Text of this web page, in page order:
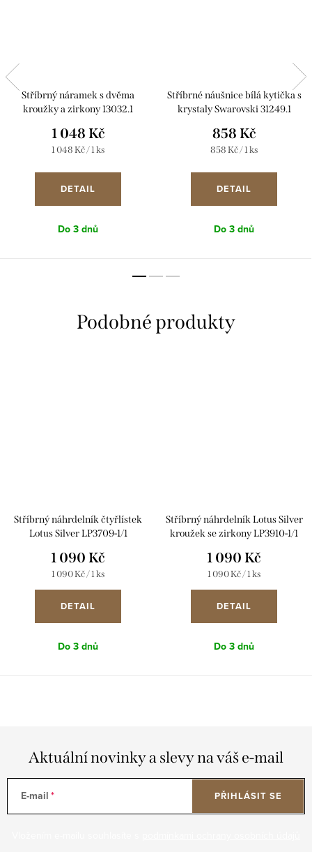
Stříbrný náramek s dvěma
kroužky a zirkony 13032.1
1 048 Kč
Měrná
1 048 Kč / 1 ks
DETAIL
Do 3 dnů
Stříbrné náušnice bílá kytička s
krystaly Swarovski 31249.1
858 Kč
Měrná
858 Kč / 1 ks
DETAIL
Do 3 dnů
Stříbrný náhrdelník čtyřlístek
Lotus Silver LP3709-1/1
1 090 Kč
Měrná
1 090 Kč / 1 ks
DETAIL
Do 3 dnů
Stříbrný náhrdelník Lotus Silver
kroužek se zirkony LP3910-1/1
1 090 Kč
Měrná
1 090 Kč / 1 ks
DETAIL
Do 3 dnů
Aktuální novinky a slevy na váš e-mail
E-mail PŘIHLÁSIT SE